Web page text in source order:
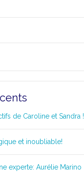
de Caroline et Sandra !
et inoubliable!
experte: Aurélie Marino